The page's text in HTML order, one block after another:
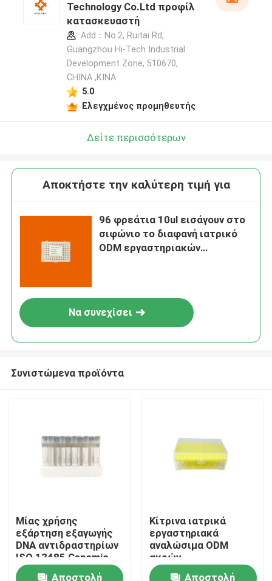
Προϊόντα
Βίντεο
Technology Co.Ltd προφίλ
κατασκευαστή
Add：No.2, Ruitai Rd,
Guangzhou Hi-Tech Industrial
Development Zone, 510670,
CHINA ,ΚΙΝΑ
5.0
Ελεγχμένος προμηθευτής
Δείτε περισσότερων
Αποκτήστε την καλύτερη τιμή για
96 φρεάτια 10ul εισάγουν στο
σιφώνιο το διαφανή ιατρικό
ODM εργαστηριακών
Να συνεχίσει
Συνιστώμενα προϊόντα
Μίας χρήσης
εξάρτηση εξαγωγής
DNA αντιδραστηρίων
ISO 13485 Genomic
απελευθέρωσης
Αποστολή
Κίτρινα ιατρικά
εργαστηριακά
αναλώσιμα ODM
ακρών
εργαστηριακών
Αποστολή